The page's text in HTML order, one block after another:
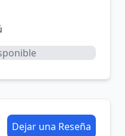
Dejar una Reseña